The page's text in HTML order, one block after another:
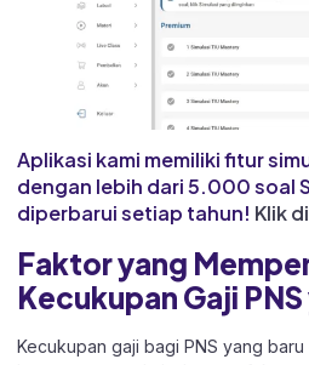
Aplikasi kami memiliki fitur
dengan lebih dari 5.000 soal
diperbarui setiap tahun! Klik
Faktor yang
Kecukupan Gaji
Kecukupan gaji bagi PNS yang